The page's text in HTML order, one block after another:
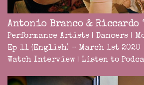
Antonio Branco & Riccardo
Performance Artists | Dancers |
Ep 11 (English) - March 1st 2020
Watch Interview | Listen to